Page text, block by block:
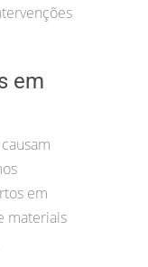
em
em
materiais